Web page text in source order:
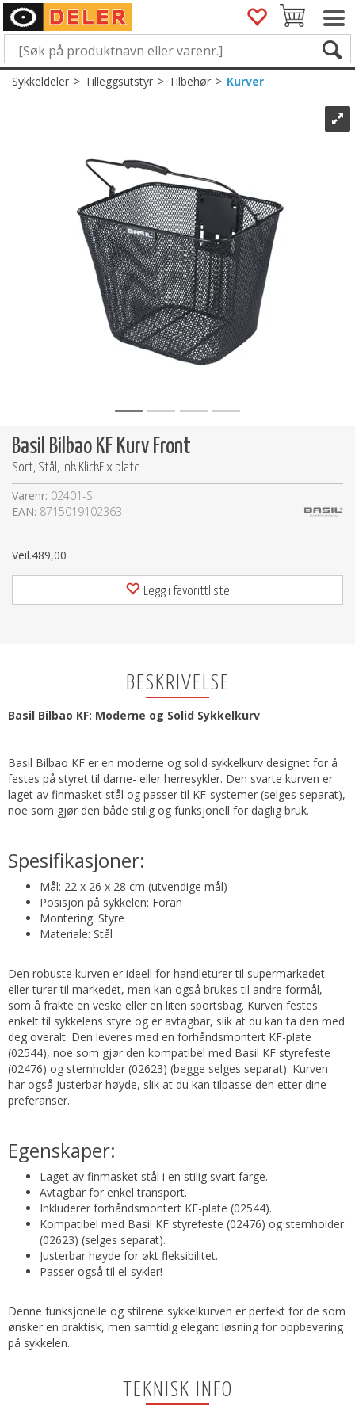
Sykkeldeler>Tilleggsutstyr>Tilbehør>Kurver
Basil Bilbao KF Kurv Front
Sort, Stål, ink KlickFix plate
Varenr: 02401-S
EAN: 8715019102363
Veil.489,00
Legg i favorittliste
BESKRIVELSE
Basil Bilbao KF: Moderne og Solid Sykkelkurv
Basil Bilbao KF er en moderne og solid sykkelkurv designet for å
festes på styret til dame- eller herresykler. Den svarte kurven er
laget av finmasket stål og passer til KF-systemer (selges separat),
noe som gjør den både stilig og funksjonell for daglig bruk.
Spesifikasjoner:
Mål: 22 x 26 x 28 cm (utvendige mål)
Posisjon på sykkelen: Foran
Montering: Styre
Materiale: Stål
Den robuste kurven er ideell for handleturer til supermarkedet
eller turer til markedet, men kan også brukes til andre formål,
som å frakte en veske eller en liten sportsbag. Kurven festes
enkelt til sykkelens styre og er avtagbar, slik at du kan ta den med
deg overalt. Den leveres med en forhåndsmontert KF-plate
(02544), noe som gjør den kompatibel med Basil KF styrefeste
(02476) og stemholder (02623) (begge selges separat). Kurven
har også justerbar høyde, slik at du kan tilpasse den etter dine
preferanser.
Egenskaper:
Laget av finmasket stål i en stilig svart farge.
Avtagbar for enkel transport.
Inkluderer forhåndsmontert KF-plate (02544).
Kompatibel med Basil KF styrefeste (02476) og stemholder
(02623) (selges separat).
Justerbar høyde for økt fleksibilitet.
Passer også til el-sykler!
Denne funksjonelle og stilrene sykkelkurven er perfekt for de som
ønsker en praktisk, men samtidig elegant løsning for oppbevaring
på sykkelen.
TEKNISK INFO